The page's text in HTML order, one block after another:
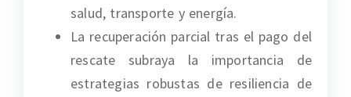
salud, transporte y energía.
La recuperación parcial tras el pago del
rescate subraya la importancia de
estrategias robustas de resiliencia de